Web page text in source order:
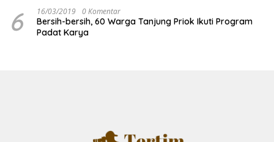
6 16/03/2019 0 Komentar
Bersih-bersih, 60 Warga Tanjung Priok Ikuti Program
Padat Karya